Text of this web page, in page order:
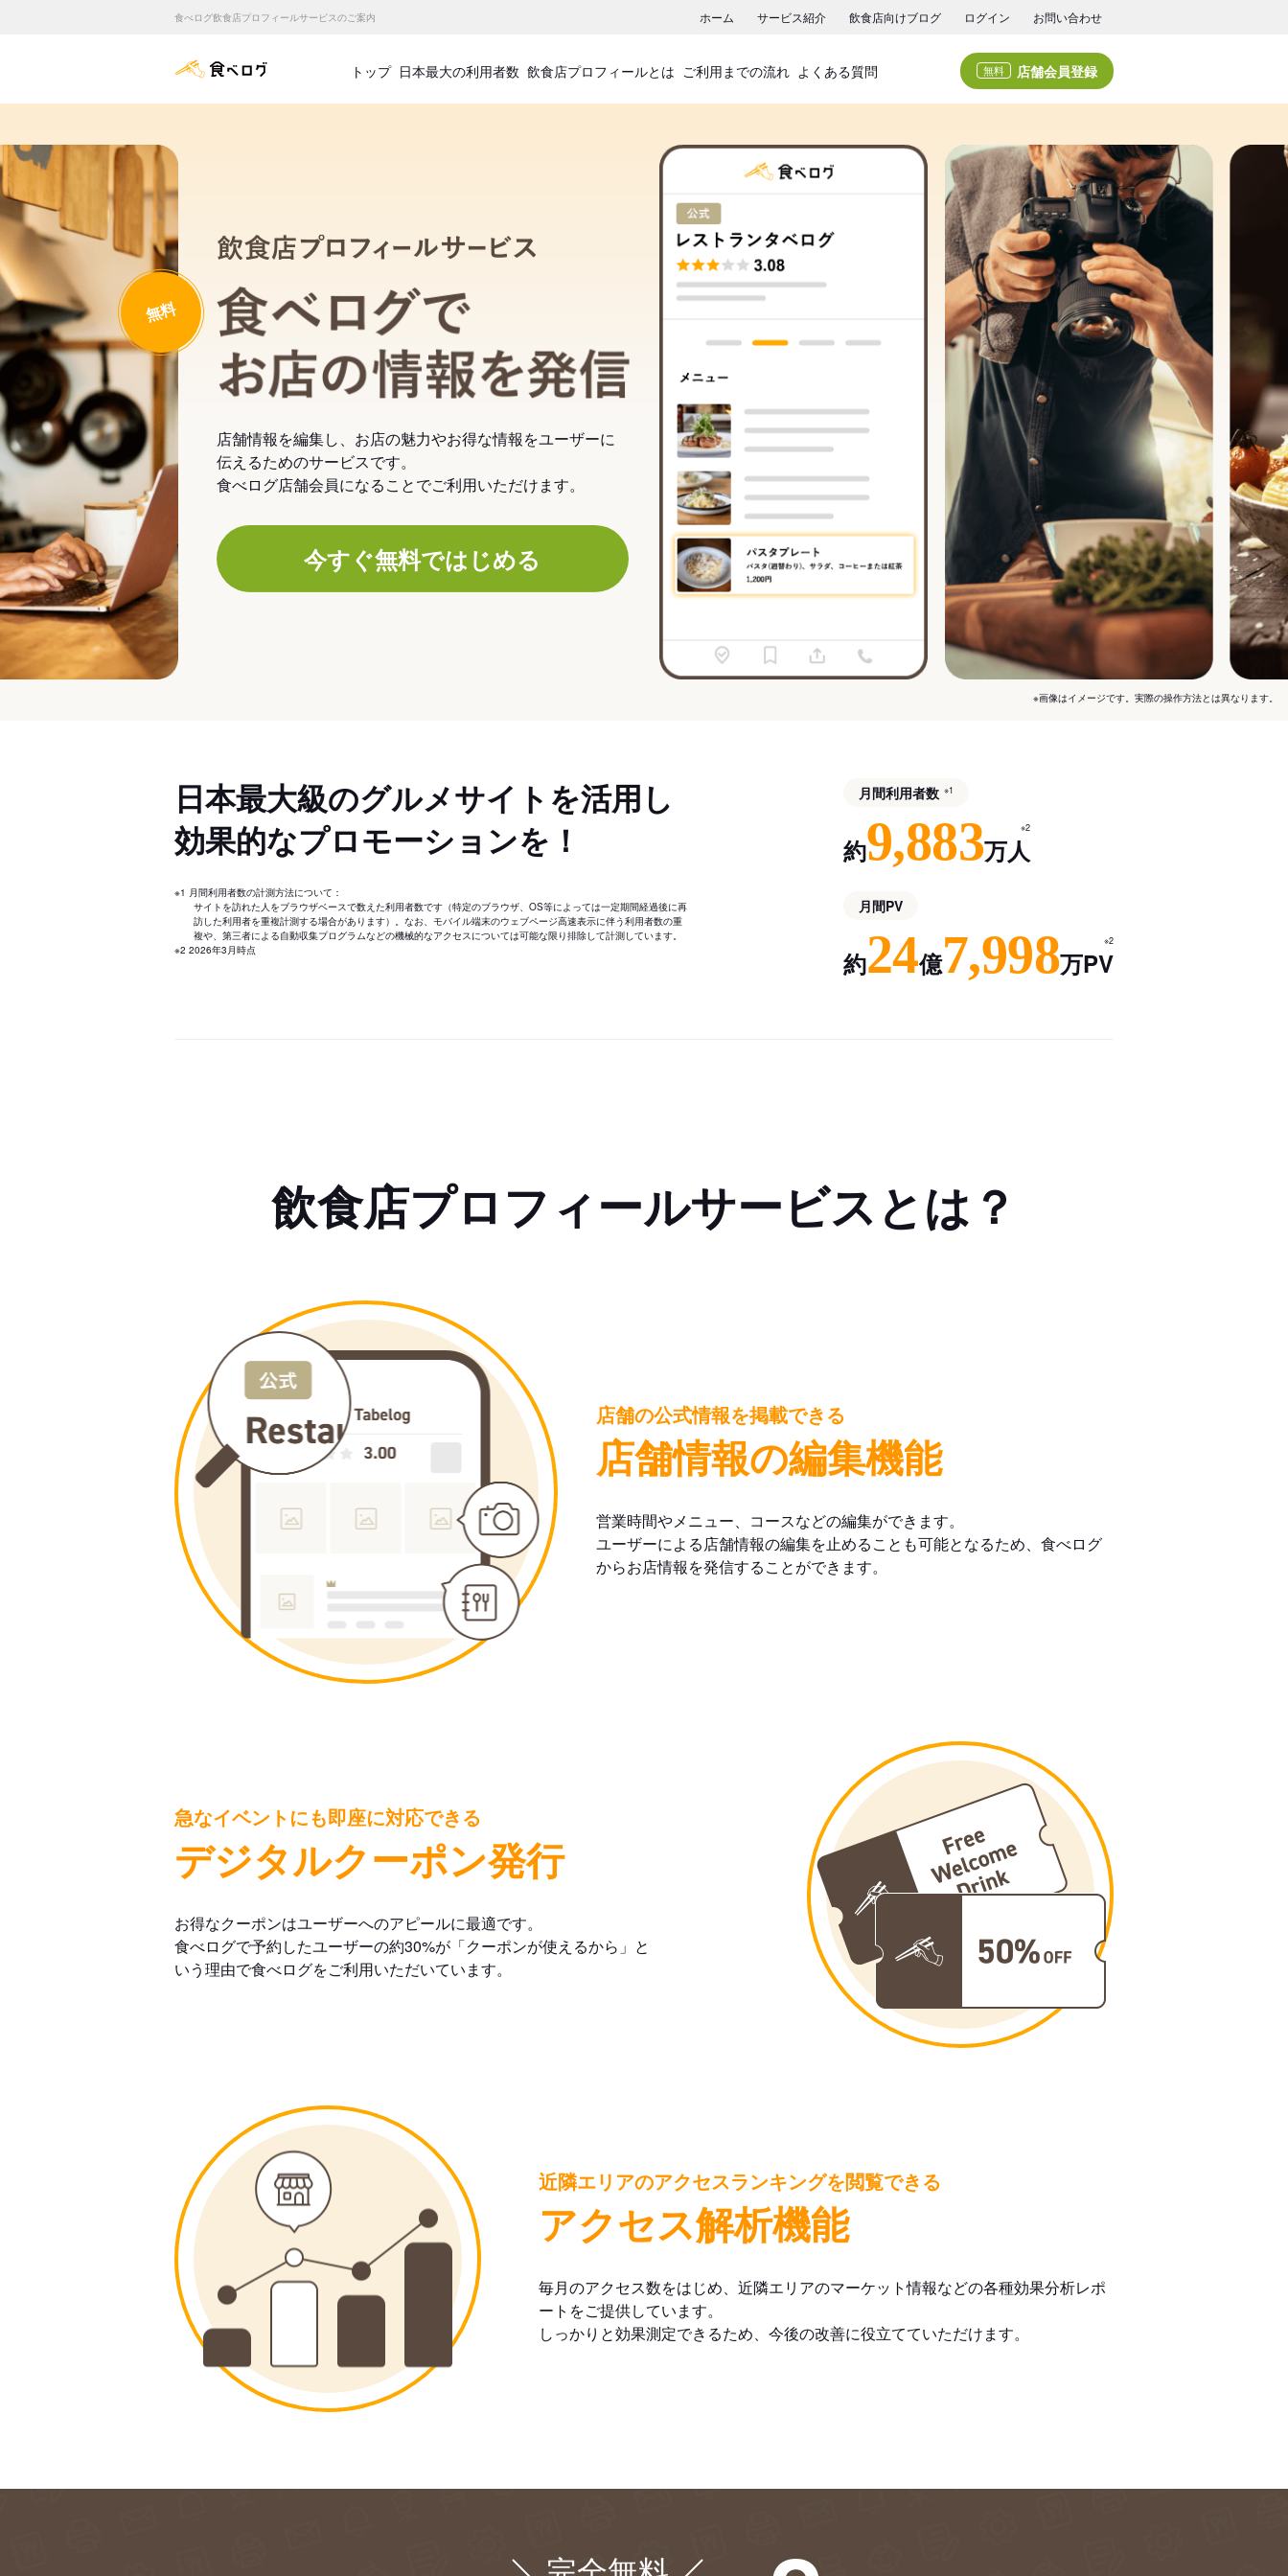
食べログ飲食店プロフィールサービスのご案内 ホーム サービス紹介 飲食店向けブログ ログイン お問い合わせ
食べログ店舗管理画面
トップ 日本最大の利用者数 飲食店プロフィールとは ご利用までの流れ よくある質問 無料 店舗会員登録
飲食店プロフィールサービス
食べログでお店の情報を発信
無料
店舗情報を編集し、お店の魅力やお得な情報をユーザーに
伝えるためのサービスです。
食べログ店舗会員になることでご利用いただけます。
今すぐ無料ではじめる
※画像はイメージです。実際の操作方法とは異なります。
日本最大級のグルメサイトを活用し
効果的なプロモーションを！
※1 月間利用者数の計測方法について：
サイトを訪れた人をブラウザベースで数えた利用者数です（特定のブラウザ、OS等によっては一定期間経過後に再
訪した利用者を重複計測する場合があります）。なお、モバイル端末のウェブページ高速表示に伴う利用者数の重
複や、第三者による自動収集プログラムなどの機械的なアクセスについては可能な限り排除して計測しています。
※2 2026年3月時点
月間利用者数 ※1
約9,883万人
※2
月間PV
約24億7,998万PV
※2
飲食店プロフィールサービスとは？
店舗の公式情報を掲載できる
店舗情報の編集機能
営業時間やメニュー、コースなどの編集ができます。
ユーザーによる店舗情報の編集を止めることも可能となるため、食べログ
からお店情報を発信することができます。
急なイベントにも即座に対応できる
デジタルクーポン発行
お得なクーポンはユーザーへのアピールに最適です。
食べログで予約したユーザーの約30%が「クーポンが使えるから」と
いう理由で食べログをご利用いただいています。
近隣エリアのアクセスランキングを閲覧できる
アクセス解析機能
毎月のアクセス数をはじめ、近隣エリアのマーケット情報などの各種効果分析レポ
ートをご提供しています。
しっかりと効果測定できるため、今後の改善に役立てていただけます。